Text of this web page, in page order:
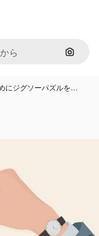
画像で
にジグソーパズルを…